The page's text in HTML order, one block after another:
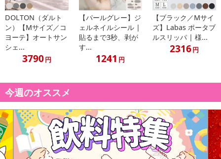
合がございます。
あらかじめご了承いただいた上でお申込みください。なお、本理由
によるお申込み後のキャンセル・返品交換は対応いたしかねます。
【お支払いについて】
※お支払い方法は、電話料金合算払い、クレジットカード払い、dポ
【発送・お届け・商品について】
※お申込み頂きました商品の同梱、お届けの日時指定はいたしかね
ます。
※お客様のご都合でお受取りいただけない場合、商品の再発送や返
金はいたしかねます。
また、お届け日時のご指定は、お受けできません。宅配業者からの
ヨーテ】オートサン
シェ...
3790円 1241円
2316円
今週のオススメ